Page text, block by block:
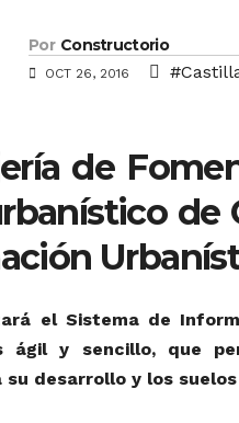
Por Constructorio
OCT 26, 2016
de
de
el Sistema de
ágil y sencillo, que
su desarrollo y los